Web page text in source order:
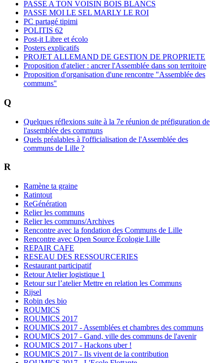
PASSE A TON VOISIN BOIS BLANCS
PASSE MOI LE SEL MARLY LE ROI
PC partagé tipimi
POLITIS 62
Post-it Libre et écolo
Posters explicatifs
PROJET ALLEMAND DE GESTION DE PROPRIETE
Proposition d'atelier : ancrer l'Assemblée dans son territoire
Proposition d'organisation d'une rencontre "Assemblée des
communs"
Q
Quelques réflexions suite à la 7e réunion de préfiguration de
l'assemblée des communs
Quels préalables à l'officialisation de l'Assemblée des
communs de Lille ?
R
Ramène ta graine
Ratintout
ReGénération
Relier les communs
Relier les communs/Archives
Rencontre avec la fondation des Communs de Lille
Rencontre avec Open Source Écologie Lille
REPAIR CAFE
RESEAU DES RESSOURCERIES
Restaurant participatif
Retour Atelier logistique 1
Retour sur l’atelier Mettre en relation les Communs
Rijsel
Robin des bio
ROUMICS
ROUMICS 2017
ROUMICS 2017 - Assemblées et chambres des communs
ROUMICS 2017 - Gand, ville des communs de l'avenir
ROUMICS 2017 - Hackons uber !
ROUMICS 2017 - Ils vivent de la contribution